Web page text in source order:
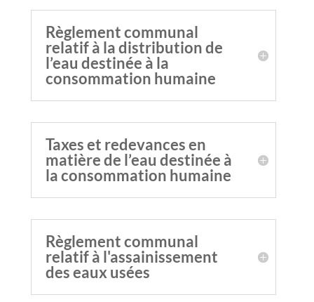
Règlement communal
relatif à la distribution de
l’eau destinée à la
consommation humaine
Taxes et redevances en
matière de l’eau destinée à
la consommation humaine
Règlement communal
relatif à l'assainissement
des eaux usées